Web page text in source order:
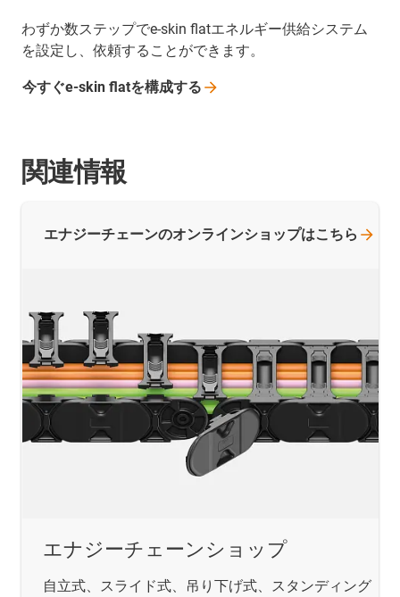
わずか数ステップでe-skin flatエネルギー供給システム
を設定し、依頼することができます。
今すぐe-skin flatを構成する
関連情報
エナジーチェーンショップ
自立式、スライド式、吊り下げ式、スタンディング
エナジーチェーンのオンラインショップはこちら